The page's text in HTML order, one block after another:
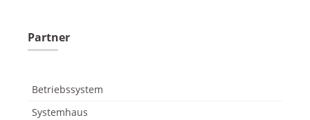
Partner
Betriebssystem
Systemhaus